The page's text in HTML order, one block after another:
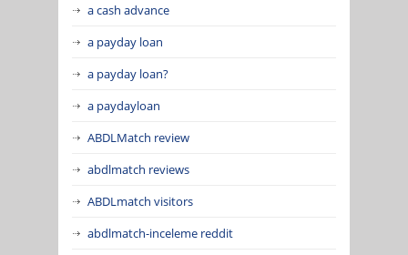
a cash advance
a payday loan
a payday loan?
a paydayloan
ABDLMatch review
abdlmatch reviews
ABDLmatch visitors
abdlmatch-inceleme reddit